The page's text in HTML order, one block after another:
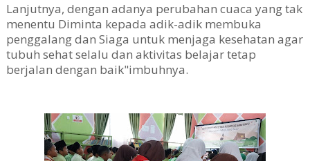
Lanjutnya, dengan adanya perubahan cuaca yang tak
menentu Diminta kepada adik-adik membuka
penggalang dan Siaga untuk menjaga kesehatan agar
tubuh sehat selalu dan aktivitas belajar tetap
berjalan dengan baik"imbuhnya.